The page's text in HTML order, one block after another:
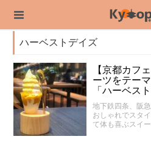
ハーベストデイズ
【京都カフ
ーツをテー
「ハーベス
地下鉄四条、阪
おしゃれでスタ
て体も喜ぶスイ